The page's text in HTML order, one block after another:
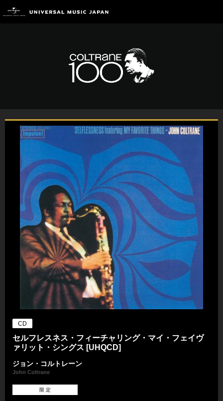
CD
セルフレスネス・フィーチャリング・マイ・フェイヴ
ァリット・シングス [UHQCD]
ジョン・コルトレーン
John Coltrane
限 定